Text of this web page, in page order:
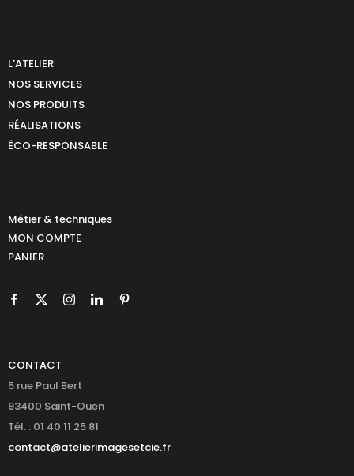
L’ATELIER
NOS SERVICES
NOS PRODUITS
RÉALISATIONS
ÉCO-RESPONSABLE
Métier & techniques
MON COMPTE
PANIER
CONTACT
5 rue Paul Bert
93400 Saint-Ouen
Tél. : 01 40 11 25 81
contact@atelierimagesetcie.fr